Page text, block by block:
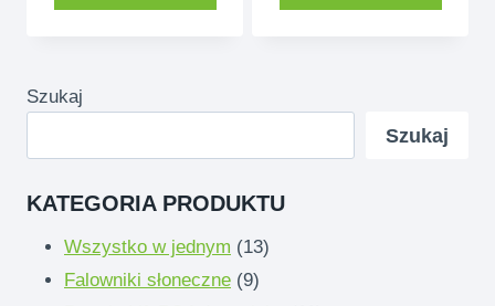
Szukaj
Szukaj
KATEGORIA PRODUKTU
Wszystko w jednym 1313
Falowniki słoneczne 99